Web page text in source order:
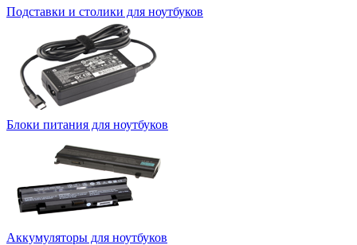
Подставки и столики для ноутбуков
Блоки питания для ноутбуков
Аккумуляторы для ноутбуков